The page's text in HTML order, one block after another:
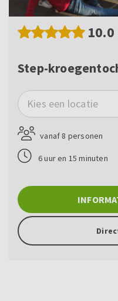
10.0
Step-
Kies een locatie
vanaf 8 personen
6 uur en 15 minuten